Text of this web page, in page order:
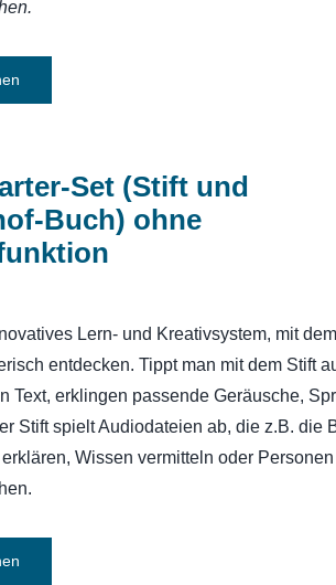
Set (Stift und
Buch) ohne
Lern- und Kreativsystem, mit
entdecken. Tippt man mit dem Stift
Text, erklingen passende Geräusche,
Stift spielt Audiodateien ab, die z.B. die
Wissen vermitteln oder